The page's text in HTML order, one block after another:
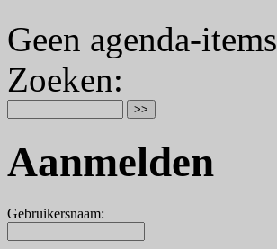
Geen agenda-items
Zoeken:
Aanmelden
Gebruikersnaam: